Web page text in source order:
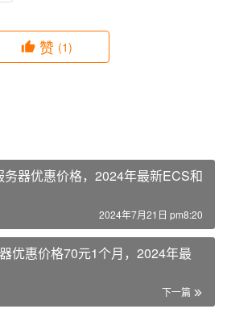
赞 (1)
器优惠价格，2024年最新ECS和
2024年7月21日 pm8:20
优惠价格70元1个月，2024年最
下一篇